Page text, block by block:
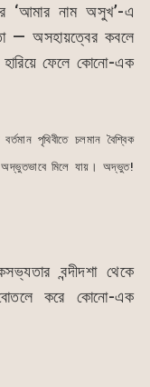
‘আমার নাম অসুখ’-এ
— অসহায়ত্বের কবলে
ফেলে কোনো-এক
পৃথিবীতে চলমান বৈশ্বিক
অদ্ভুতভাবে মিলে যায়। অদ্ভুত!
বন্দীদশা থেকে
বোতলে করে কোনো-এক